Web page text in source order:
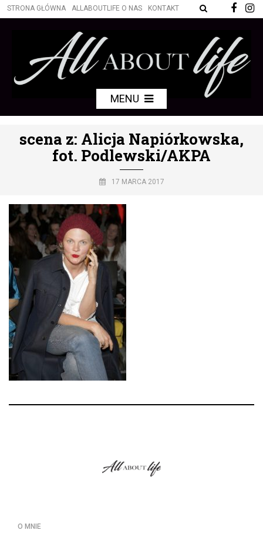
STRONA GŁÓWNA ALLABOUTLIFE O NAS KONTAKT
MENU
scena z: Alicja Napiórkowska,
fot. Podlewski/AKPA
17 MARCA 2017
O MNIE